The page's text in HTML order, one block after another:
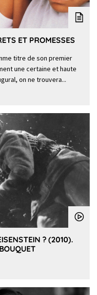
ET PROMESSES
titre de son premier
une certaine et haute
on ne trouvera...
? (2010).